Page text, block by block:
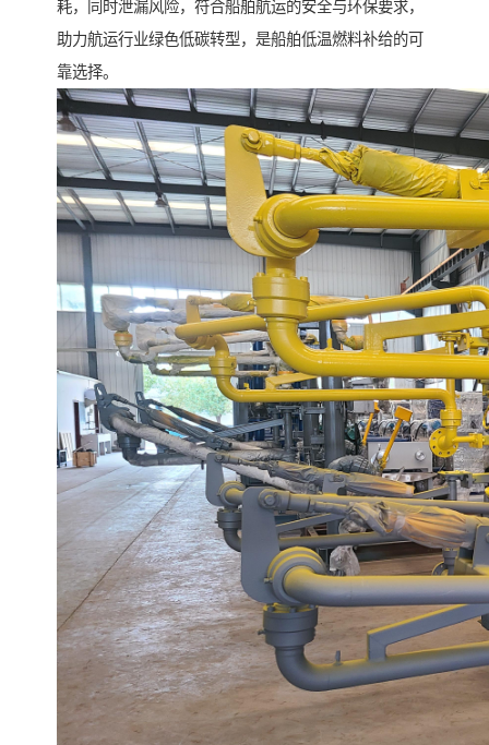
耗，同时泄漏风险，符合船舶航运的安全与环保要求，
助力航运行业绿色低碳转型，是船舶低温燃料补给的可
靠选择。